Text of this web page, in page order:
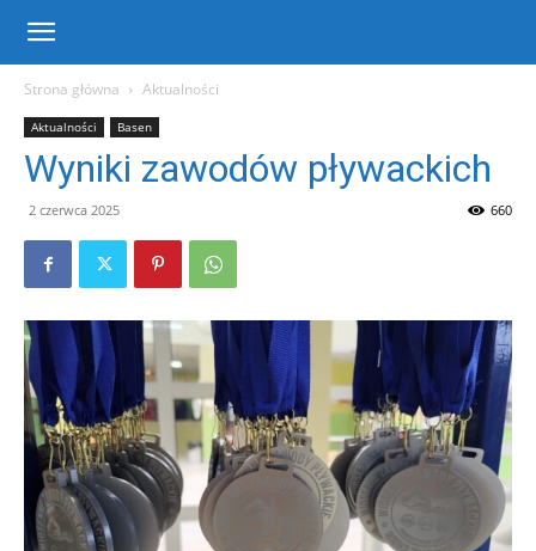
Centrum
Sportu
Rekreacji
Warce
Strona główna Aktualności
Aktualności Basen
Wyniki zawodów pływackich
2 czerwca 2025 660